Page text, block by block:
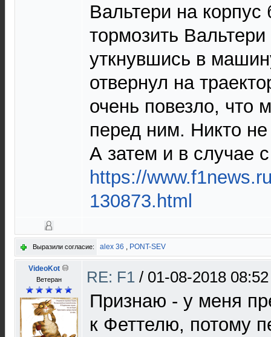
Вальтери на
тормозить
уткнувшись в
отвернул на
очень повезло, что
перед ним. Никто не
А затем и в случае
https://
130873.html
Выразили согласие: alex 36 , PONT-SEV
VideoKot
Ветеран RE: F1 / 01-08-2018 08:52
Признаю - у меня
к Феттелю, потому